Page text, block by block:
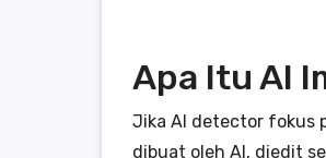
Apa Itu AI
Jika AI detector fokus
dibuat oleh AI, diedit